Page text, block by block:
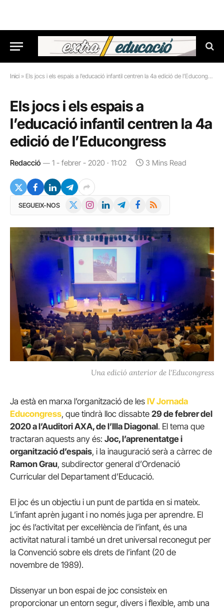
Inici » Els jocs i els espais a l’educació infantil centren la 4a edició de l’Educongress
Els jocs i els espais a
l’educació infantil centren la 4a
edició de l’Educongress
Redacció 1 - febrer - 2020 · 11:02 3 Mins Read
SEGUEIX-NOS InstagramLinkedInTelegramFacebook
RSS
Una edició anterior de l'Educongress
Ja està en marxa l’organització de les IV Jornada
Educongress, que tindrà lloc dissabte 29 de febrer del
2020 a l’Auditori AXA, de l’Illa Diagonal. El tema que
tractaran aquests any és: Joc, l’aprenentatge i
organització d’espais, i la inauguració serà a càrrec de
Ramon Grau, subdirector general d’Ordenació
Curricular del Departament d’Educació.
El joc és un objectiu i un punt de partida en si mateix.
L’infant aprèn jugant i no només juga per aprendre. El
joc és l’activitat per excel·lència de l’infant, és una
activitat natural i també un dret universal reconegut per
la Convenció sobre els drets de l’infant (20 de
novembre de 1989).
Dissenyar un bon espai de joc consisteix en
proporcionar un entorn segur, divers i flexible, amb una